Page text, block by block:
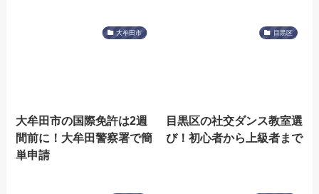
大牟田市
大牟田市の国際免許は2週
間前に！大牟田警察署で簡
単申請
目黒区
目黒区の社交ダンス教室選
び！初心者から上級者まで